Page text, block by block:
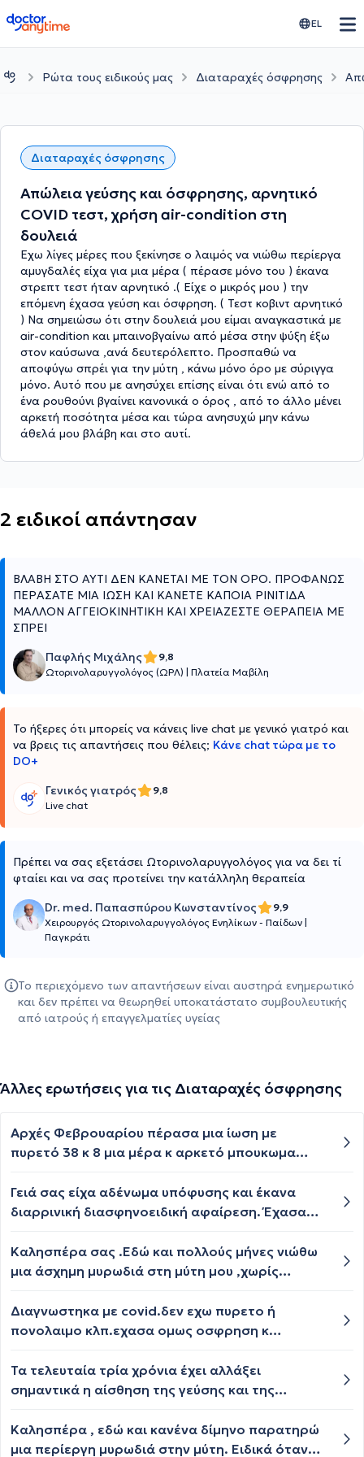
doctoranytime EL
Ρώτα τους ειδικούς μας Διαταραχές όσφρησης
Διαταραχές όσφρησης
Απώλεια γεύσης και όσφρησης, αρνητικό
COVID τεστ, χρήση air-condition στη
δουλειά
Εχω λίγες μέρες που ξεκίνησε ο λαιμός να νιώθω περίεργα
αμυγδαλές είχα για μια μέρα ( πέρασε μόνο του ) έκανα
στρεπτ τεστ ήταν αρνητικό .( Είχε ο μικρός μου ) την
επόμενη έχασα γεύση και όσφρηση. ( Τεστ κοβιντ αρνητικό
) Να σημειώσω ότι στην δουλειά μου είμαι αναγκαστικά με
air-condition και μπαινοβγαίνω από μέσα στην ψύξη έξω
στον καύσωνα ,ανά δευτερόλεπτο. Προσπαθώ να
αποφύγω σπρέι για την μύτη , κάνω μόνο όρο με σύριγγα
μόνο. Αυτό που με ανησύχει επίσης είναι ότι ενώ από το
ένα ρουθούνι βγαίνει κανονικά ο όρος , από το άλλο μένει
αρκετή ποσότητα μέσα και τώρα ανησυχώ μην κάνω
άθελά μου βλάβη και στο αυτί.
2 ειδικοί απάντησαν
ΒΛΑΒΗ ΣΤΟ ΑΥΤΙ ΔΕΝ ΚΑΝΕΤΑΙ ΜΕ ΤΟΝ ΟΡΟ. ΠΡΟΦΑΝΩΣ
ΠΕΡΑΣΑΤΕ ΜΙΑ ΙΩΣΗ ΚΑΙ ΚΑΝΕΤΕ ΚΑΠΟΙΑ ΡΙΝΙΤΙΔΑ
ΜΑΛΛΟΝ ΑΓΓΕΙΟΚΙΝΗΤΙΚΗ ΚΑΙ ΧΡΕΙΑΖΕΣΤΕ ΘΕΡΑΠΕΙΑ ΜΕ
ΣΠΡΕΙ
Παφλής Μιχάλης
9,8
Ωτορινολαρυγγολόγος (ΩΡΛ)
Πλατεία Μαβίλη
Το ήξερες ότι μπορείς να κάνεις live chat με γενικό γιατρό και
να βρεις τις απαντήσεις που θέλεις; Κάνε chat τώρα με το
DO+
Γενικός γιατρός
9,8
Live chat
Πρέπει να σας εξετάσει Ωτορινολαρυγγολόγος για να δει τί
φταίει και να σας προτείνει την κατάλληλη θεραπεία
Dr. med. Παπασπύρου Κωνσταντίνος
9,9
Χειρουργός Ωτορινολαρυγγολόγος Ενηλίκων - Παίδων
Παγκράτι
Το περιεχόμενο των απαντήσεων είναι αυστηρά ενημερωτικό
και δεν πρέπει να θεωρηθεί υποκατάστατο συμβουλευτικής
από ιατρούς ή επαγγελματίες υγείας
Άλλες ερωτήσεις για τις Διαταραχές όσφρησης
Αρχές Φεβρουαρίου πέρασα μια ίωση με
πυρετό 38 κ 8 μια μέρα κ αρκετό μπουκωμα
ξανακόλλησα κ είχα μέχρι 37 9 μια μέρα αλλά το
μπούκωμα δεν φεύγει τώρα μια βδομάδα έχω κ
πήγα σε παθολόγο μου είπε ότι έχω λίγα
ακροαστικά κ μου έδωσε σεπτοραλ είχα κ λίγο
παρά μόνο με σταγόνες μου έδωσε
dexarinasprey. Δε μπορώ να κοιμηθώ αρκετές
έγινε λάθος?
Γειά σας είχα αδένωμα υπόφυσης και έκανα
διαρρινική διασφηνοειδική αφαίρεση. Έχασα
επανέλθουν ή όχι ευχαριστώ
Καλησπέρα σας .Εδώ και πολλούς μήνες νιώθω
μια άσχημη μυρωδιά στη μύτη μου ,χωρίς
κάποιες φορές είναι πολύ έντονη και
ενοχλητική, παρά το γεγονός ότι κάνω πλυσεις
κάποιο πρόβλημα υγείας αυτό;
Διαγνωστηκα με covid.δεν εχω πυρετο ή
πονολαιμο κλπ.εχασα ομως οσφρηση κ
Τα τελευταία τρία χρόνια έχει αλλάξει
σημαντικά η αίσθηση της γεύσης και της
έτσι πρώτη φορά όταν νόσησα με κορονοϊό
προ τριετίας και δεν φεύγει η αίσθηση, τι
Καλησπέρα , εδώ και κανένα δίμηνο παρατηρώ
μια περίεργη μυρωδιά στην μύτη. Ειδικά όταν